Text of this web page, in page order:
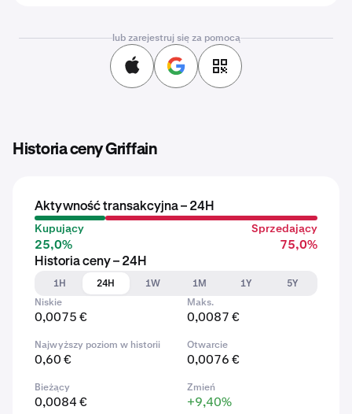
lub zarejestruj się za pomocą
Historia ceny Griffain
Aktywność transakcyjna – 24H
Kupujący
25,0%
Sprzedający
75,0%
Historia ceny – 24H
1H
24H 1W 1M 1Y
5Y
Niskie
0,0075 €
Maks.
0,0087 €
Najwyższy poziom w historii
0,60 €
Otwarcie
0,0076 €
Bieżący
0,0084 €
Zmień
+9,40%